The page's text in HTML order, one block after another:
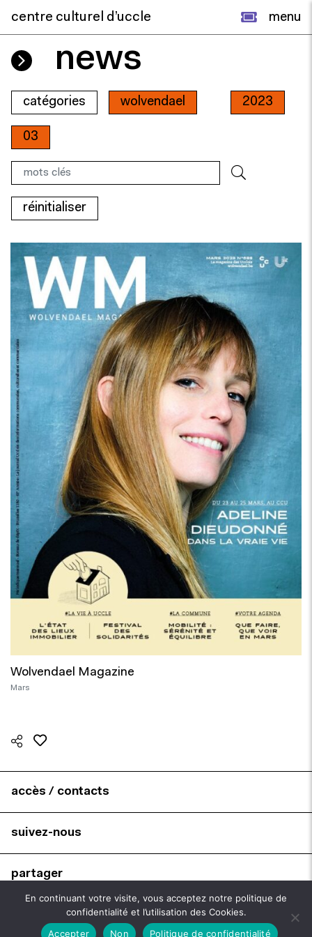
centre culturel d’uccle menu
news
catégories wolvendael 2023
03
réinitialiser
Wolvendael Magazine
Mars
accès / contacts
suivez-nous
partager
brochures
En continuant votre visite, vous acceptez notre politique de
confidentialité et l’utilisation des Cookies.
Accepter
Non Politique de confidentialité